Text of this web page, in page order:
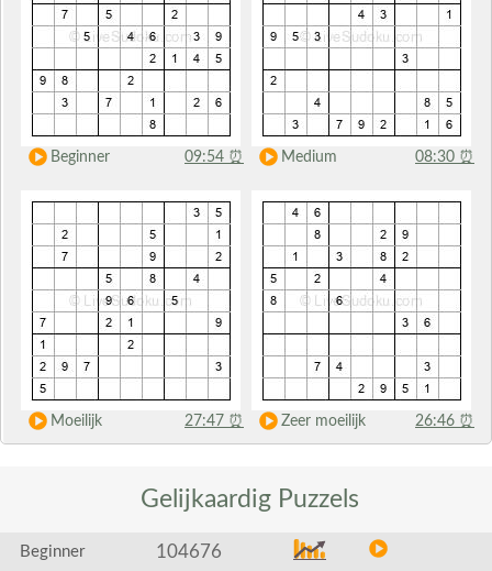
Beginner 09:54 ⏰ Medium 08:30 ⏰
Moeilijk 27:47 ⏰ Zeer moeilijk 26:46 ⏰
Gelijkaardig Puzzels
Beginner 104676